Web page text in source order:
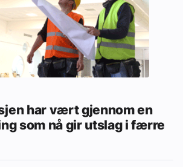
har vært gjennom en
som nå gir utslag i færre